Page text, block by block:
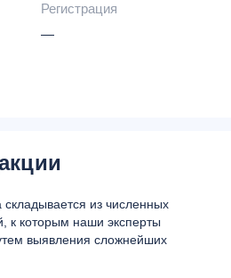
руб. / 1 долл. / 1 евро за
валютным счетам
бесплатно
Регистрация
—
складывается из численных
к которым наши эксперты
выявления сложнейших